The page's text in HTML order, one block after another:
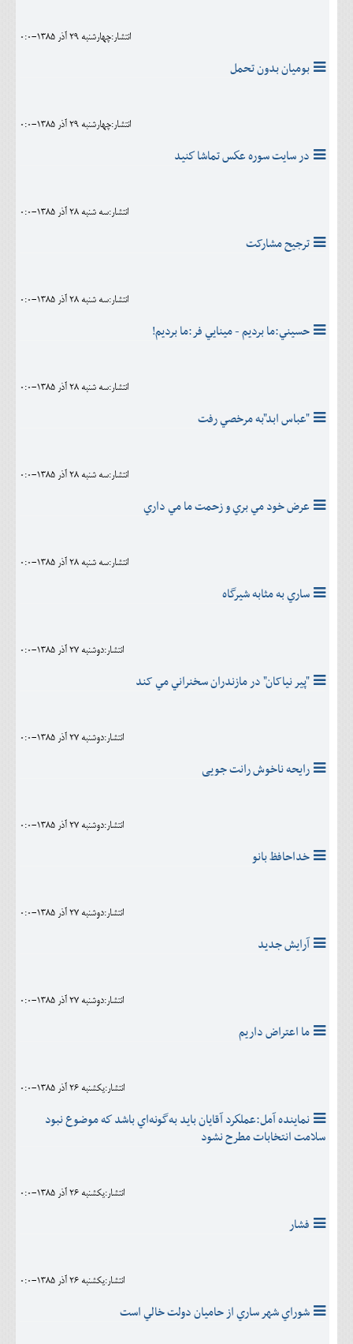
انتشار:چهارشنبه 29 آذر 1385-0:0
بوميان بدون تحمل
انتشار:چهارشنبه 29 آذر 1385-0:0
در سايت سوره عكس تماشا كنيد
انتشار:سه شنبه 28 آذر 1385-0:0
ترجيح مشارکت
انتشار:سه شنبه 28 آذر 1385-0:0
حسيني:ما برديم - مينايي فر:ما برديم!
انتشار:سه شنبه 28 آذر 1385-0:0
"عباس ابد"به مرخصي رفت
انتشار:سه شنبه 28 آذر 1385-0:0
عرض خود مي بري و زحمت ما مي داري
انتشار:سه شنبه 28 آذر 1385-0:0
ساري به مثابه شيرگاه
انتشار:دوشنبه 27 آذر 1385-0:0
"پیر نیاکان" در مازندران سخنراني مي کند
انتشار:دوشنبه 27 آذر 1385-0:0
رایحه ناخوش رانت جويی
انتشار:دوشنبه 27 آذر 1385-0:0
خداحافظ بانو
انتشار:دوشنبه 27 آذر 1385-0:0
آرايش جديد
انتشار:دوشنبه 27 آذر 1385-0:0
ما اعتراض داريم
انتشار:يکشنبه 26 آذر 1385-0:0
نماينده آمل:عملكرد آقايان بايد به‌‏گونه‌‏اي باشد كه موضوع نبود
سلامت انتخابات مطرح نشود
انتشار:يکشنبه 26 آذر 1385-0:0
فشار
انتشار:يکشنبه 26 آذر 1385-0:0
شوراي شهر ساري از حاميان دولت خالي است